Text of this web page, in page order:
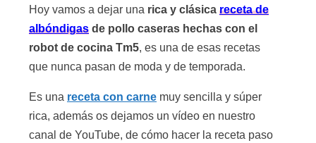
Hoy vamos a dejar una rica y clásica receta de
albóndigas de pollo caseras hechas con el
robot de cocina Tm5, es una de esas recetas
que nunca pasan de moda y de temporada.
Es una receta con carne muy sencilla y súper
rica, además os dejamos un vídeo en nuestro
canal de YouTube, de cómo hacer la receta paso